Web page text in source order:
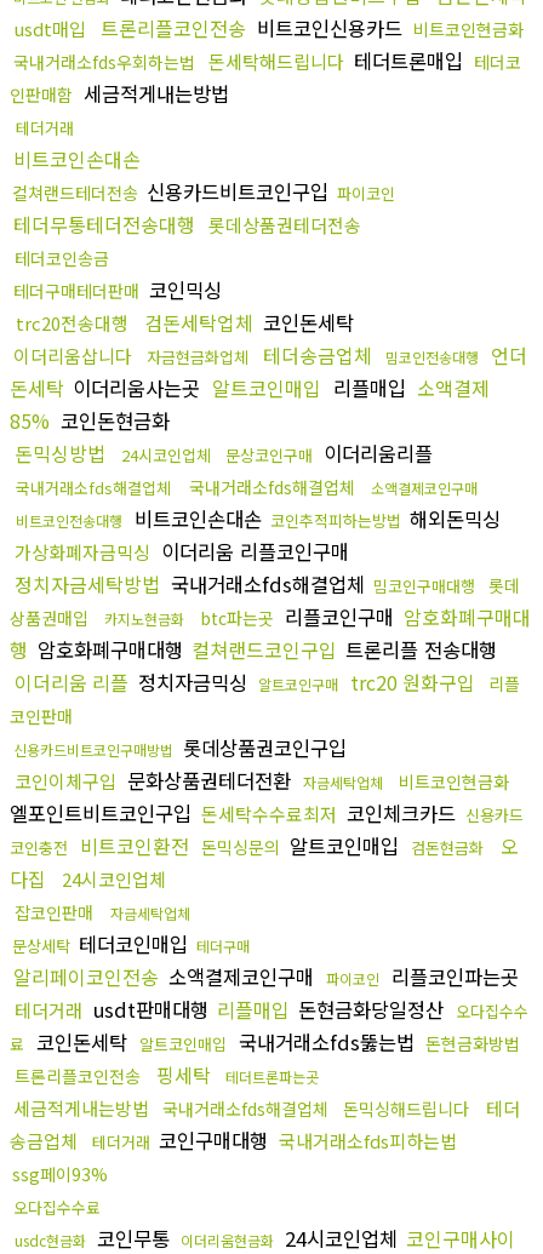
usdt매입 트론리플코인전송 비트코인신용카드 비트코인현금화
국내거래소fds우회하는법
돈세탁해드립니다 테더트론매입 테더코
인판매함 세금적게내는방법
테더거래
비트코인손대손
컬쳐랜드테더전송 신용카드비트코인구입 파이코인
테더무통테더전송대행 롯데상품권테더전송
테더코인송금
테더구매테더판매 코인믹싱
trc20전송대행 검돈세탁업체 코인돈세탁
이더리움삽니다 자금현금화업체 테더송금업체 밈코인전송대행
언더
돈세탁 이더리움사는곳 알트코인매입 리플매입 소액결제
85% 코인돈현금화
돈믹싱방법
24시코인업체 문상코인구매 이더리움리플
국내거래소fds해결업체 국내거래소fds해결업체
소액결제코인구매
비트코인전송대행
비트코인손대손 코인추적피하는방법 해외돈믹싱
가상화폐자금믹싱 이더리움 리플코인구매
정치자금세탁방법 국내거래소fds해결업체 밈코인구매대행
롯데
상품권매입
카지노현금화 btc파는곳 리플코인구매 암호화폐구매대
행 암호화폐구매대행 컬쳐랜드코인구입 트론리플 전송대행
이더리움 리플 정치자금믹싱 알트코인구매 trc20 원화구입
리플
코인판매
신용카드비트코인구매방법 롯데상품권코인구입
코인이체구입 문화상품권테더전환 자금세탁업체 비트코인현금화
엘포인트비트코인구입 돈세탁수수료최저 코인체크카드 신용카드
코인충전
비트코인환전 돈믹싱문의 알트코인매입 검돈현금화
오
다집
24시코인업체
잡코인판매 자금세탁업체
문상세탁 테더코인매입 테더구매
알리페이코인전송 소액결제코인구매 파이코인 리플코인파는곳
테더거래 usdt판매대행 리플매입 돈현금화당일정산 오다집수수
료 코인돈세탁 알트코인매입 국내거래소fds뚫는법 돈현금화방법
트론리플코인전송
핑세탁 테더트론파는곳
세금적게내는방법 국내거래소fds해결업체 돈믹싱해드립니다
테더
송금업체
테더거래 코인구매대행 국내거래소fds피하는법
ssg페이93%
오다집수수료
usdc현금화 코인무통 이더리움현금화 24시코인업체 코인구매사이